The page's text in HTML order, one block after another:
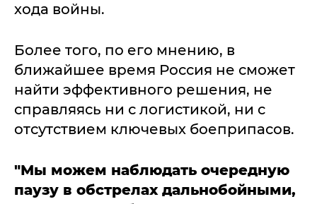
хода войны.
Более того, по его мнению, в
ближайшее время Россия не сможет
найти эффективного решения, не
справляясь ни с логистикой, ни с
отсутствием ключевых боеприпасов.
"Мы можем наблюдать очередную
паузу в обстрелах дальнобойными,